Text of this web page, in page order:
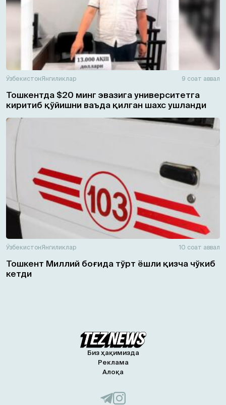
ЎзбекистонЯнгиликлар 9 соат аввал
Тошкентда $20 минг эвазига университетга
киритиб қўйишни ваъда қилган шахс ушланди
ЎзбекистонЯнгиликлар 10 соат аввал
Тошкент Миллий боғида тўрт ёшли қизча чўкиб
кетди
Биз ҳақимизда
Реклама
Алоқа